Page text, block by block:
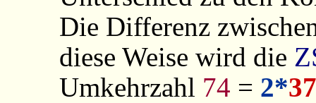
Die Differenz
diese Weise wird die
Umkehrzahl 74 = 2*37